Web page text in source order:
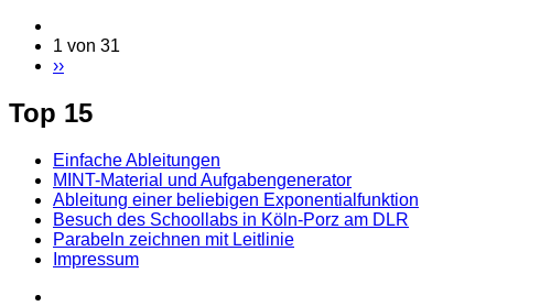
1 von 31
››
Top 15
Einfache Ableitungen
MINT-Material und Aufgabengenerator
Ableitung einer beliebigen Exponentialfunktion
Besuch des Schoollabs in Köln-Porz am DLR
Parabeln zeichnen mit Leitlinie
Impressum